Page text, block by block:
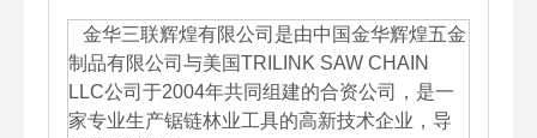
金华三联辉煌有限公司是由中国金华辉煌五金
制品有限公司与美国TRILINK SAW CHAIN
LLC公司于2004年共同组建的合资公司，是一
家专业生产锯链林业工具的高新技术企业，导